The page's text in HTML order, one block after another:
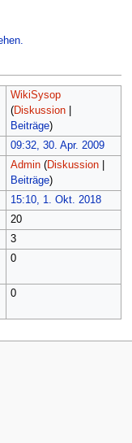
WikiSysop
(Diskussion|
Beiträge)
09:32, 30. Apr. 2009
Admin (Diskussion|
Beiträge)
15:10, 1. Okt. 2018
20
3
0
0